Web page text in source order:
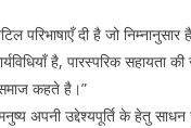
परिभाषाएँ दी है जो निम्नानुसार
है, पारस्परिक सहायता
समाज कहते है।”
अपनी उद्देश्यपूर्ति के हेतु